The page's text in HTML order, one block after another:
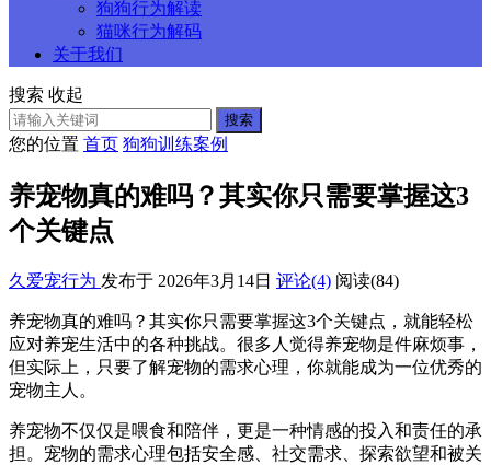
狗狗行为解读
猫咪行为解码
关于我们
搜索 收起
搜索
您的位置 首页 狗狗训练案例
养宠物真的难吗？其实你只需要掌握这3
个关键点
久爱宠行为 发布于 2026年3月14日 评论(4) 阅读(84)
养宠物真的难吗？其实你只需要掌握这3个关键点，就能轻松
应对养宠生活中的各种挑战。很多人觉得养宠物是件麻烦事，
但实际上，只要了解宠物的需求心理，你就能成为一位优秀的
宠物主人。
养宠物不仅仅是喂食和陪伴，更是一种情感的投入和责任的承
担。宠物的需求心理包括安全感、社交需求、探索欲望和被关